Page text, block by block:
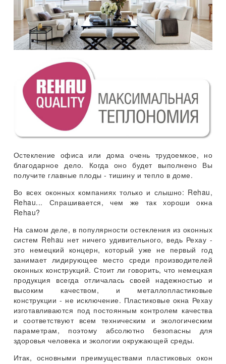
Остекление офиса или дома очень трудоемкое, но
благодарное дело. Когда оно будет выполнено Вы
получите главные плоды - тишину и тепло в доме.
Во всех оконных компаниях только и слышно: Rehau,
Rehau... Спрашивается, чем же так хороши окна
Rehau?
На самом деле, в популярности остекления из оконных
систем Rehau нет ничего удивительного, ведь Рехау -
это немецкий концерн, который уже не первый год
занимает лидирующее место среди производителей
оконных конструкций. Стоит ли говорить, что немецкая
продукция всегда отличалась своей надежностью и
высоким качеством, и металлопластиковые
конструкции - не исключение. Пластиковые окна Рехау
изготавливаются под постоянным контролем качества
и соответствуют всем техническим и экологическим
параметрам, поэтому абсолютно безопасны для
здоровья человека и экологии окружающей среды.
Итак, основными преимуществами пластиковых окон